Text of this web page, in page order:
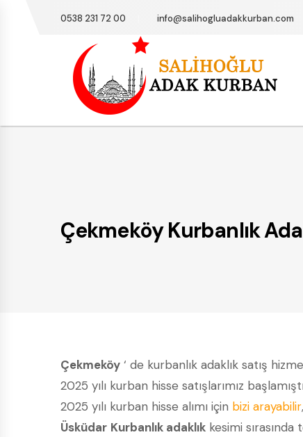
0538 231 72 00 info@salihogluadakkurban.com
Çekmeköy Kurbanlık
Çekmeköy ‘ de kurbanlık adaklık satış
2025 yılı kurban hisse satışlarımız
2025 yılı kurban hisse alımı için bizi arayabilir
Üsküdar Kurbanlık adaklık kesimi